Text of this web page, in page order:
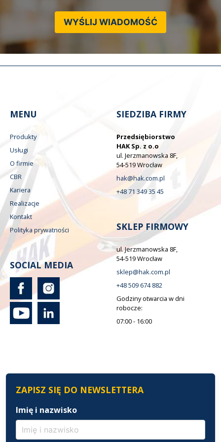
WYŚLIJ WIADOMOŚĆ
MENU
Produkty
Usługi
O firmie
CBR
Kariera
Realizacje
Kontakt
Polityka prywatności
SOCIAL MEDIA
SIEDZIBA FIRMY
Przedsiębiorstwo
HAK Sp. z o.o
ul. Jerzmanowska 8F,
54-519 Wrocław
hak@hak.com.pl
+48 71 349 35 45
SKLEP FIRMOWY
ul. Jerzmanowska 8F,
54-519 Wrocław
sklep@hak.com.pl
+48 509 674 882
Godziny otwarcia w dni
robocze:
07:00 - 16:00
ZAPISZ SIĘ DO NEWSLETTERA
Imię i nazwisko